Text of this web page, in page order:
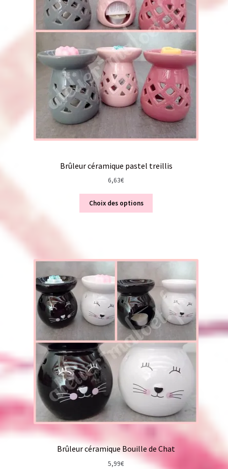
Brûleur céramique pastel treillis
6,63€
Choix des options
Brûleur céramique Bouille de Chat
5,99€